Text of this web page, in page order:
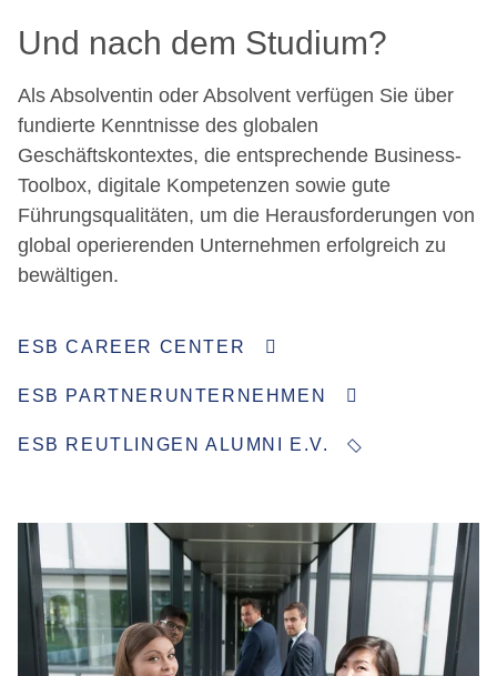
Und nach dem Studium?
Als Absolventin oder Absolvent verfügen Sie über
fundierte Kenntnisse des globalen
Geschäftskontextes, die entsprechende Business-
Toolbox, digitale Kompetenzen sowie gute
Führungsqualitäten, um die Herausforderungen von
global operierenden Unternehmen erfolgreich zu
bewältigen.
ESB CAREER CENTER
ESB PARTNERUNTERNEHMEN
ESB REUTLINGEN ALUMNI E.V.